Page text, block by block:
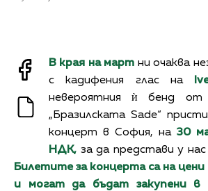
В края на март ни очаква
с кадифения глас наIve
невероятния ѝ бенд от
„Бразилската Sade“
концерт в София, на30
НДК, за да представи у
Билетите за концерта са на
и могат да бъдат закупени в